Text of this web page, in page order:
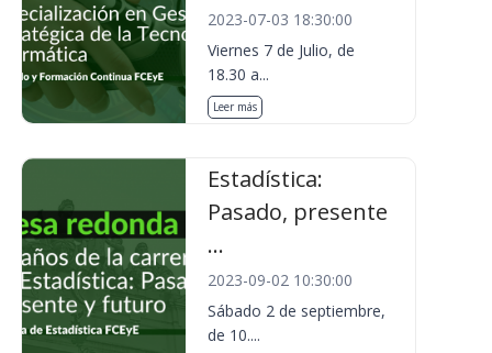
2023-07-03 18:30:00
Viernes 7 de Julio, de
18.30 a...
Leer más
Estadística:
Pasado, presente
...
2023-09-02 10:30:00
Sábado 2 de septiembre,
de 10....